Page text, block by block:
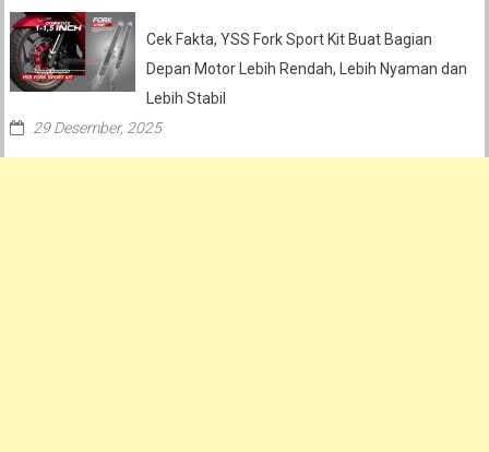
Cek Fakta, YSS Fork Sport Kit Buat Bagian
Depan Motor Lebih Rendah, Lebih Nyaman dan
Lebih Stabil
29 Desember, 2025